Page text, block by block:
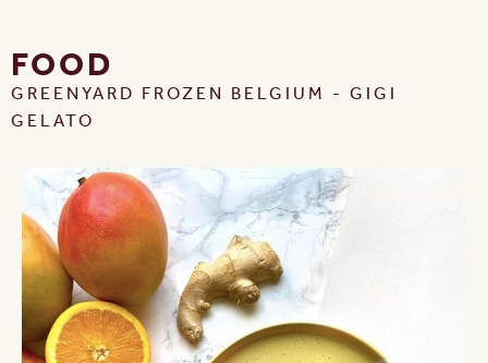
FOOD
GREENYARD FROZEN BELGIUM - GIGI
GELATO